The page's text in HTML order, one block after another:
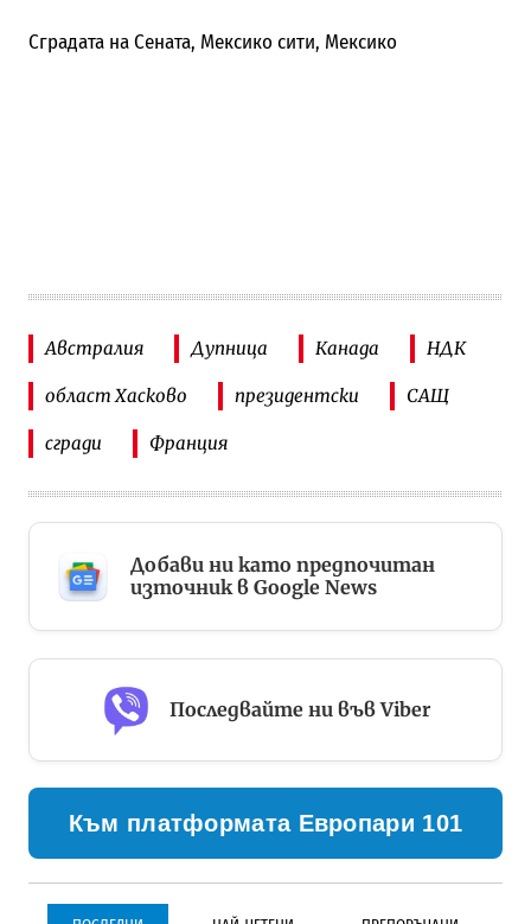
Сградата на Сената, Мексико сити, Мексико
Австралия Дупница Канада НДК
област Хасково президентски САЩ
сгради Франция
Добави ни като предпочитан
източник в Google News
Последвайте ни във Viber
Към платформата Европари 101